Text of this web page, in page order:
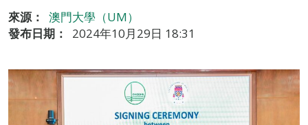
來源：
澳門大學（UM）
發布日期：
2024年10月29日 18:31